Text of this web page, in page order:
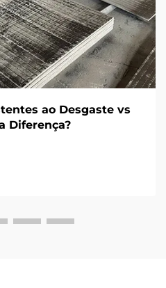
ao Desgaste vs
Diferença?